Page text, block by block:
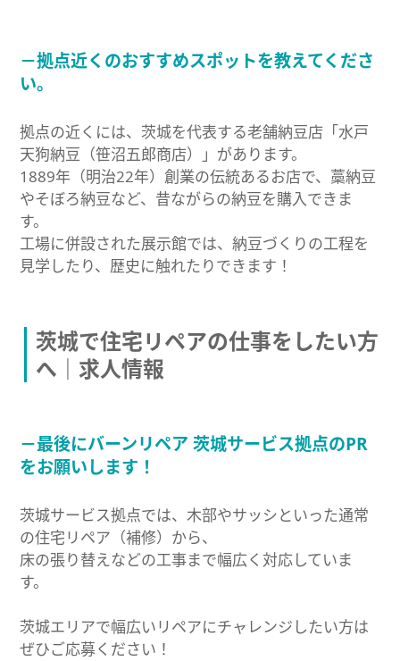
－拠点近くのおすすめスポットを教えてくださ
い。
拠点の近くには、茨城を代表する老舗納豆店「水戸
天狗納豆（笹沼五郎商店）」があります。
1889年（明治22年）創業の伝統あるお店で、藁納豆
やそぼろ納豆など、昔ながらの納豆を購入できま
す。
工場に併設された展示館では、納豆づくりの工程を
見学したり、歴史に触れたりできます！
茨城で住宅リペアの仕事をしたい方
へ｜求人情報
－最後にバーンリペア 茨城サービス拠点のPR
をお願いします！
茨城サービス拠点では、木部やサッシといった通常
の住宅リペア（補修）から、
床の張り替えなどの工事まで幅広く対応していま
す。
茨城エリアで幅広いリペアにチャレンジしたい方は
ぜひご応募ください！